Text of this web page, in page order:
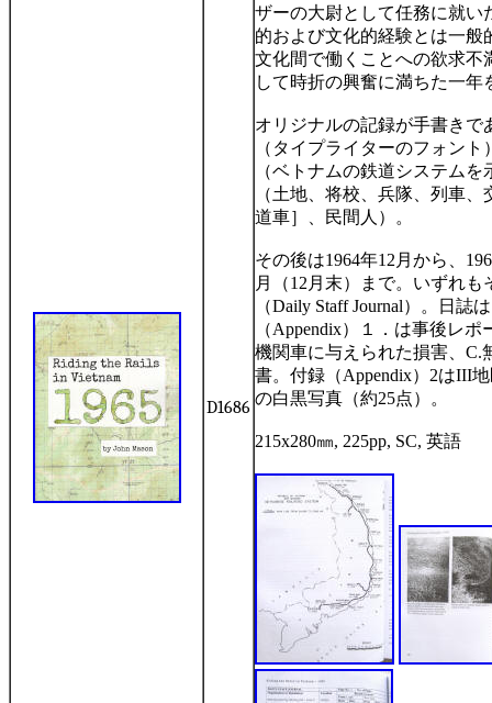
D1686
ザーの大尉として任務に就い
的および文化的経験とは一
文化間で働くことへの欲求不
して時折の興奮に満ちた一年
オリジナルの記録が手書き
（タイプライターのフォン
（ベトナムの鉄道システム
（土地、将校、兵隊、列車
道車］、民間人）。
その後は1964年12 月から、
月（12 月末）まで。いずれ
（Daily Staff Journal）。日誌
（Appendix）１．は事後レポ
機関車に与えられた損害、 C.
書。付録（Appendix） 2はIII
の白黒写真（約25点）。
215x280㎜, 225pp, SC, 英語